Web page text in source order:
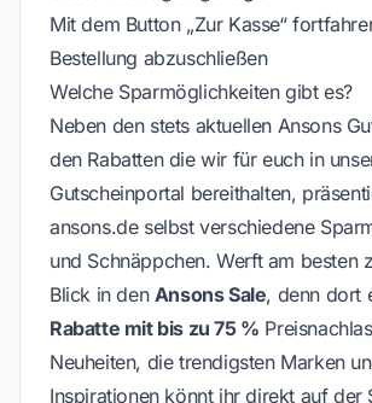
Mit dem Button „Zur Kasse“
Bestellung abzuschließen
Welche Sparmöglichkeiten gibt es?
Neben den stets aktuellen Ansons
den Rabatten die wir für euch in
Gutscheinportal bereithalten,
ansons.de selbst verschiedene
und Schnäppchen. Werft am besten
Blick in den Ansons Sale, denn dort
Rabatte mit bis zu 75 %
Neuheiten, die trendigsten Marken
Inspirationen könnt ihr direkt auf der